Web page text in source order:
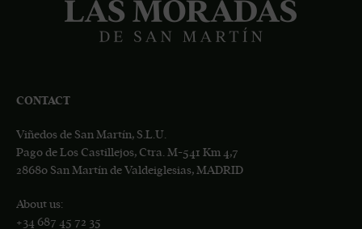
CONTACT
Viñedos de San Martín, S.L.U.
Pago de Los Castillejos, Ctra. M-541 Km 4,7
28680 San Martín de Valdeiglesias, MADRID
About us:
+34 687 45 72 35